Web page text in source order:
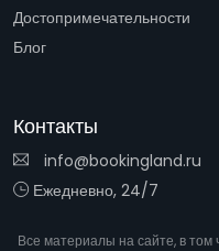
Достопримечательности
Блог
Контакты
info@bookingland.ru
Ежедневно, 24/7
Все материалы на сайте, в